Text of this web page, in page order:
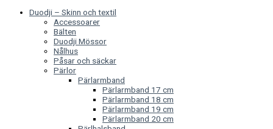
Duodji – Skinn och textil
Accessoarer
Bälten
Duodji Mössor
Nålhus
Påsar och säckar
Pärlor
Pärlarmband
Pärlarmband 17 cm
Pärlarmband 18 cm
Pärlarmband 19 cm
Pärlarmband 20 cm